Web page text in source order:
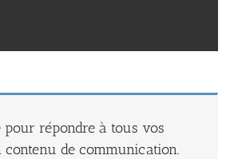
pour répondre à tous vos
contenu de communication.